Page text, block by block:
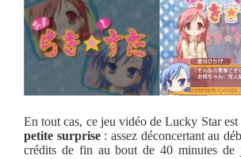
En tout cas, ce jeu vidéo de Lucky Star
petite surprise: assez déconcertant au
crédits de fin au bout de 40 minutes de